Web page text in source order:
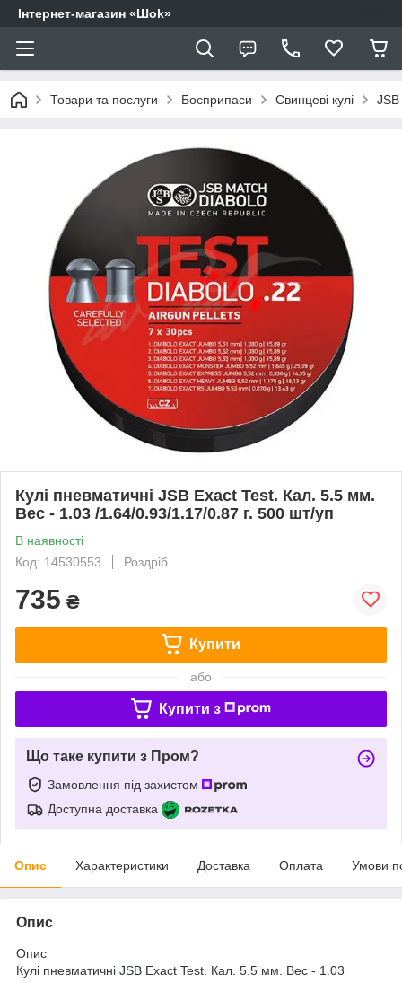
Інтернет-магазин «Шоk»
Товари та послуги Боєприпаси Свинцеві кулі JSB
Кулі пневматичні JSB Exact Test. Кал. 5.5 мм.
Вес - 1.03 /1.64/0.93/1.17/0.87 г. 500 шт/уп
В наявності
Код: 14530553
Роздріб
735 ₴
Купити
або
Купити з
Що таке купити з Пром?
Замовлення під захистом
Доступна доставка
Опис Характеристики Доставка Оплата Умови
Опис
Опис
Кулі пневматичні JSB Exact Test. Кал. 5.5 мм. Вес - 1.03